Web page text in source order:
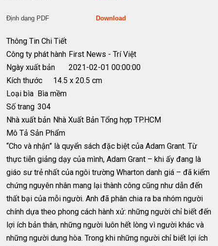
Định dạng PDF Download
Thông Tin Chi Tiết
Công ty phát hành First News - Trí Việt
Ngày xuất bản
2021-02-01 00:00:00
Kích thước
14.5 x 20.5 cm
Loại bìa Bìa mềm
Số trang 304
Nhà xuất bản Nhà Xuất Bản Tổng hợp TP.HCM
Mô Tả Sản Phẩm
“Cho và nhận” là quyển sách đặc biệt của Adam Grant. Từ
thực tiễn giảng dạy của mình, Adam Grant – khi ấy đang là
giáo sư trẻ nhất của ngôi trường Wharton danh giá – đã kiểm
chứng nguyên nhân mang lại thành công cũng như dẫn đến
thất bại của mỗi người. Anh đã phân chia ra ba nhóm người
chính dựa theo phong cách hành xử: những người chỉ biết đến
lợi ích bản thân, những người luôn hết lòng vì người khác và
những người dung hòa. Trong khi những người chỉ biết lợi ích